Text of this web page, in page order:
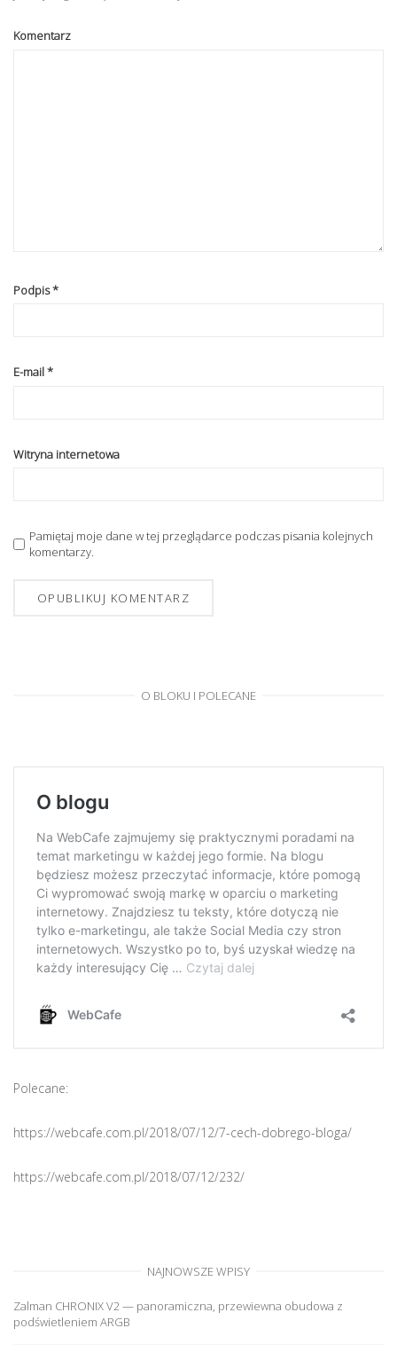
Komentarz
Podpis*
E-mail*
Witryna internetowa
Pamiętaj moje dane w tej przeglądarce podczas pisania kolejnych
komentarzy.
O BLOKU I POLECANE
Polecane:
https://webcafe.com.pl/2018/07/12/7-cech-dobrego-bloga/
https://webcafe.com.pl/2018/07/12/232/
NAJNOWSZE WPISY
Zalman CHRONIX V2 — panoramiczna, przewiewna obudowa z
podświetleniem ARGB